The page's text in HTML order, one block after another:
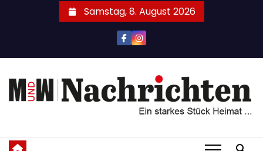
Samstag, 8. August 2026